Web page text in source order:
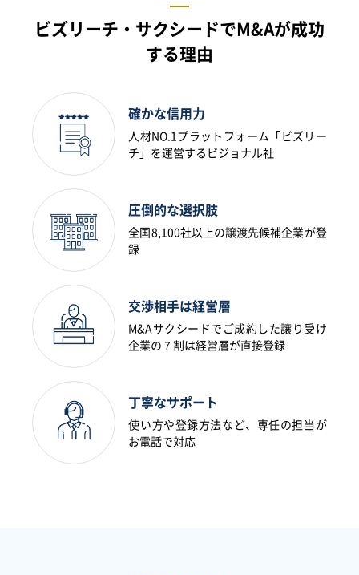
ビズリーチ・サクシードでM&Aが成功
する理由
確かな信用力
人材NO.1プラットフォーム「ビズリー
チ」を運営するビジョナル社
圧倒的な選択肢
全国8,100社以上の譲渡先候補企業が登
録
交渉相手は経営層
M&Aサクシードでご成約した譲り受け
企業の７割は経営層が直接登録
丁寧なサポート
使い方や登録方法など、専任の担当が
お電話で対応